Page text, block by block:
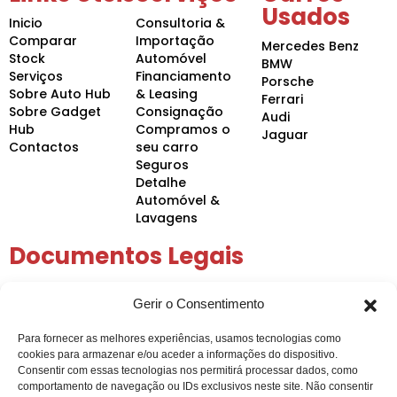
Gerir o Consentimento
Para fornecer as melhores experiências, usamos tecnologias como
cookies para armazenar e/ou aceder a informações do dispositivo.
Consentir com essas tecnologias nos permitirá processar dados, como
comportamento de navegação ou IDs exclusivos neste site. Não consentir
Inicio
Comparar
Stock
Serviços
Sobre Auto Hub
Sobre Gadget
Hub
Contactos
Consultoria &
Importação
Automóvel
Financiamento
& Leasing
Consignação
Compramos o
seu carro
Seguros
Detalhe
Automóvel &
Lavagens
Usados
Mercedes Benz
BMW
Porsche
Ferrari
Audi
Jaguar
Documentos Legais
Política de Privacidade
Condições Gerais
Arbitragem de Conflitos
Intermediação de Crédito